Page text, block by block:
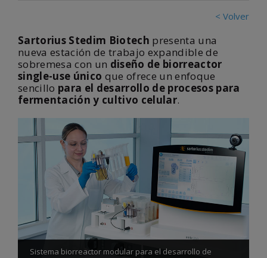
< Volver
Sartorius Stedim Biotech presenta una
nueva estación de trabajo expandible de
sobremesa con un diseño de biorreactor
single-use único que ofrece un enfoque
sencillo para el desarrollo de procesos para
fermentación y cultivo celular.
Sistema biorreactor modular para el desarrollo de